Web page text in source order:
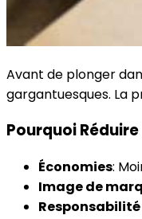
Avant de plonger
gargantuesques. La
Pourquoi
Économies:
Image de